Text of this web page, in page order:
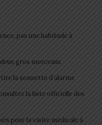
pas une habitude à
gros morceaux
la sonnette d’alarme
la liste officielle des
pour la visite médicale à